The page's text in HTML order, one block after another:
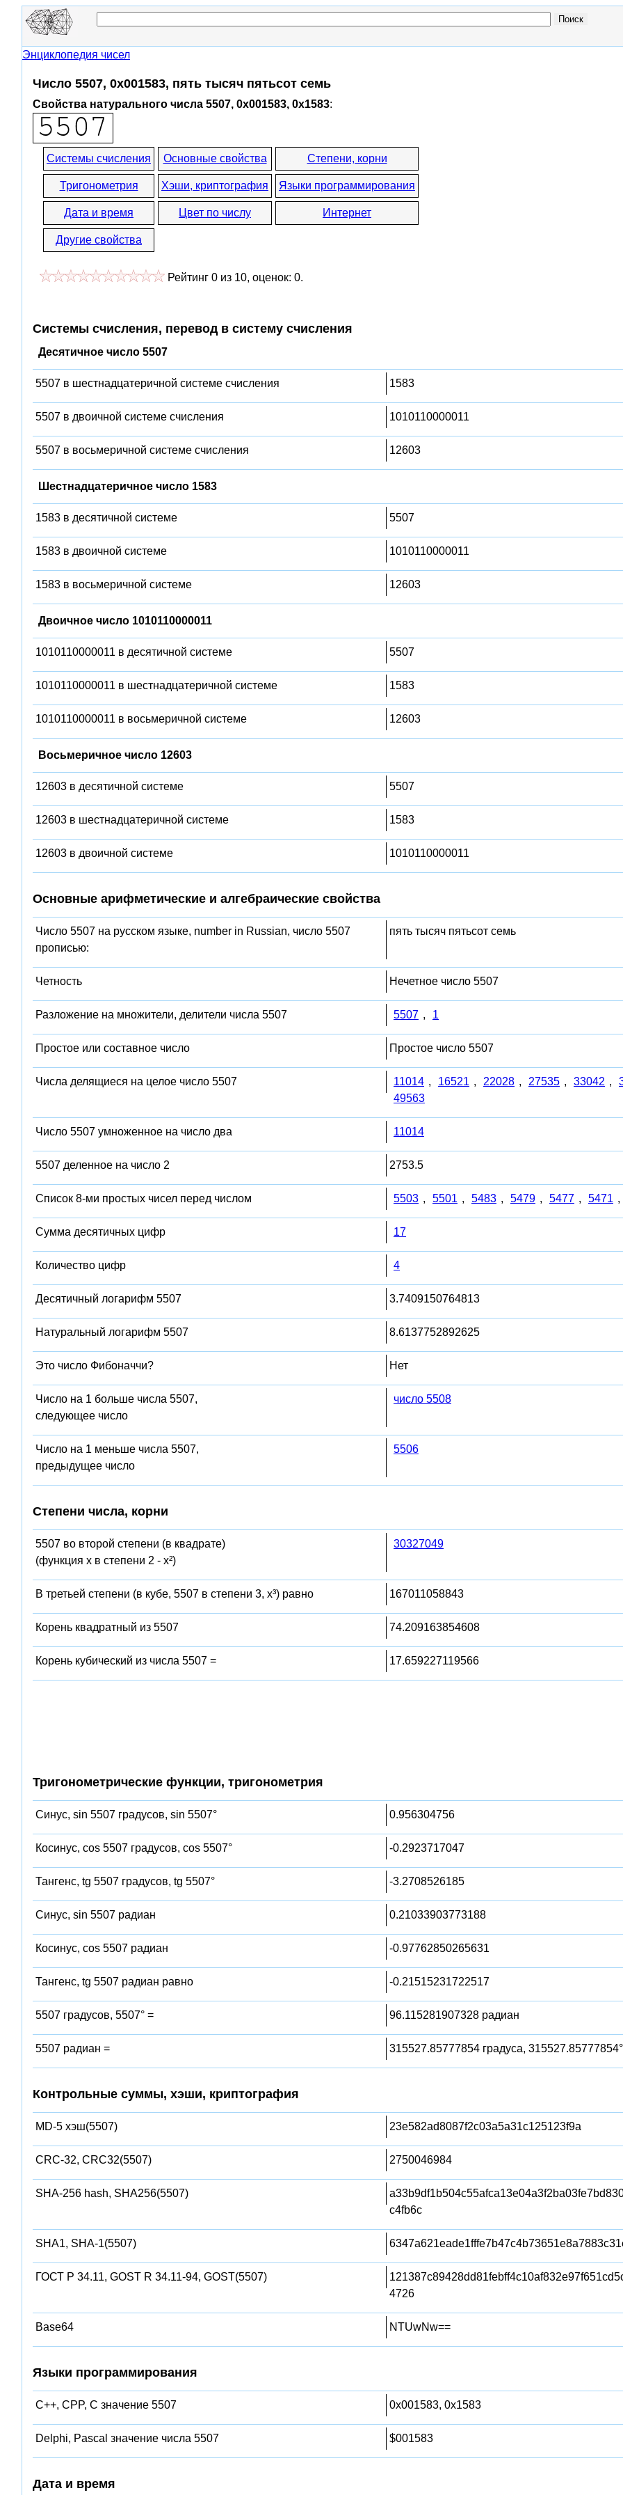
Энциклопедия чисел
Число 5507, 0x001583, пять тысяч пятьсот семь
Свойства натурального числа 5507, 0x001583, 0x1583:
Системы счисления Основные свойства Степени, корни
Тригонометрия Хэши, криптография Языки программирования
Дата и время Цвет по числу Интернет
Другие свойства
Рейтинг 0 из 10, оценок: 0.
Системы счисления, перевод в систему счисления
Десятичное число 5507
5507 в шестнадцатеричной системе счисления 1583
5507 в двоичной системе счисления 1010110000011
5507 в восьмеричной системе счисления 12603
Шестнадцатеричное число 1583
1583 в десятичной системе 5507
1583 в двоичной системе 1010110000011
1583 в восьмеричной системе 12603
Двоичное число 1010110000011
1010110000011 в десятичной системе 5507
1010110000011 в шестнадцатеричной системе 1583
1010110000011 в восьмеричной системе 12603
Восьмеричное число 12603
12603 в десятичной системе 5507
12603 в шестнадцатеричной системе 1583
12603 в двоичной системе 1010110000011
Основные арифметические и алгебраические свойства
Число 5507 на русском языке, number in Russian, число 5507
прописью:
пять тысяч пятьсот семь
Четность Нечетное число 5507
Разложение на множители, делители числа 5507 5507 , 1
Простое или составное число Простое число 5507
Числа делящиеся на целое число 5507 11014 , 16521 , 22028 , 27535 , 33042 ,
49563
Число 5507 умноженное на число два 11014
5507 деленное на число 2 2753.5
Список 8-ми простых чисел перед числом 5503 , 5501 , 5483 , 5479 , 5477 , 5471 ,
Сумма десятичных цифр 17
Количество цифр 4
Десятичный логарифм 5507 3.7409150764813
Натуральный логарифм 5507 8.6137752892625
Это число Фибоначчи? Нет
Число на 1 больше числа 5507,
следующее число
число 5508
Число на 1 меньше числа 5507,
предыдущее число
5506
Степени числа, корни
5507 во второй степени (в квадрате)
(функция x в степени 2 - x²)
30327049
В третьей степени (в кубе, 5507 в степени 3, x³) равно 167011058843
Корень квадратный из 5507 74.209163854608
Корень кубический из числа 5507 = 17.659227119566
Тригонометрические функции, тригонометрия
Синус, sin 5507 градусов, sin 5507° 0.956304756
Косинус, cos 5507 градусов, cos 5507° -0.2923717047
Тангенс, tg 5507 градусов, tg 5507° -3.2708526185
Синус, sin 5507 радиан 0.21033903773188
Косинус, cos 5507 радиан -0.97762850265631
Тангенс, tg 5507 радиан равно -0.21515231722517
5507 градусов, 5507° = 96.115281907328 радиан
5507 радиан = 315527.85777854 градуса, 315527.85777854°
Контрольные суммы, хэши, криптография
MD-5 хэш(5507) 23e582ad8087f2c03a5a31c125123f9a
CRC-32, CRC32(5507) 2750046984
SHA-256 hash, SHA256(5507)
c4fb6c
SHA1, SHA-1(5507)
ГОСТ Р 34.11, GOST R 34.11-94, GOST(5507)
4726
Base64 NTUwNw==
Языки программирования
C++, CPP, C значение 5507 0x001583, 0x1583
Delphi, Pascal значение числа 5507 $001583
Дата и время